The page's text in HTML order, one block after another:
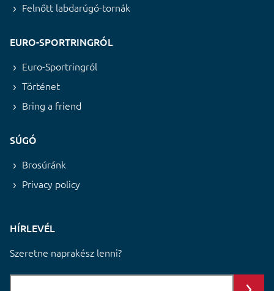
Felnőtt labdarúgó-tornák
EURO-SPORTRINGRÓL
Euro-Sportringról
Történet
Bring a friend
SÚGÓ
Brosúránk
Privacy policy
HÍRLEVÉL
Szeretne naprakész lenni?